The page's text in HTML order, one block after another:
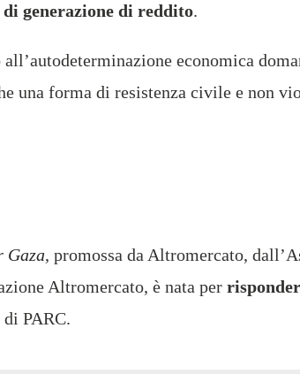
generazione di reddito.
economica
una forma di resistenza civile e non
Gaza, promossa da Altromercato,
Altromercato, è nata per
PARC.